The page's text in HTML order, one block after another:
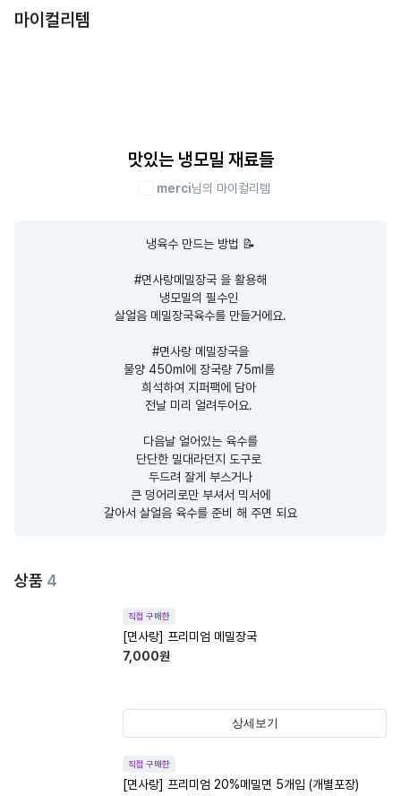
마이컬리템
맛있는 냉모밀 재료들
merci님의 마이컬리템
냉육수 만드는 방법 📝
#면사랑메밀장국 을 활용해
냉모밀의 필수인
살얼음 메밀장국육수를 만들거에요.
#면사랑 메밀장국을
물양 450ml에 장국량 75ml를
희석하여 지퍼팩에 담아
전날 미리 얼려두어요.
다음날 얼어있는 육수를
단단한 밀대라던지 도구로
두드려 잘게 부스거나
큰 덩어리로만 부셔서 믹서에
갈아서 살얼음 육수를 준비 해 주면 되요
상품 4
직접 구매한
[면사랑] 프리미엄 메밀장국
7,000원
상세보기
직접 구매한
[면사랑] 프리미엄 20%메밀면 5개입 (개별포장)